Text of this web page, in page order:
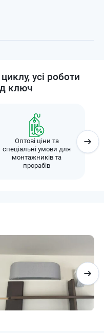
усі роботи
ключ
Оптові ціни та
спеціальні умови для
монтажників та
прорабів